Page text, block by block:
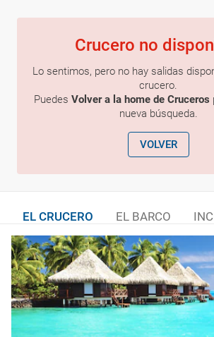
Crucero no
Lo sentimos, pero no hay salidas
crucero.
Puedes Volver a la home de Cruceros
nueva búsqueda.
VOLVER
EL CRUCERO EL BARCO